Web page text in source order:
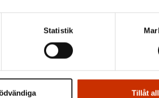
Statistik
Tillåt
arbete ska